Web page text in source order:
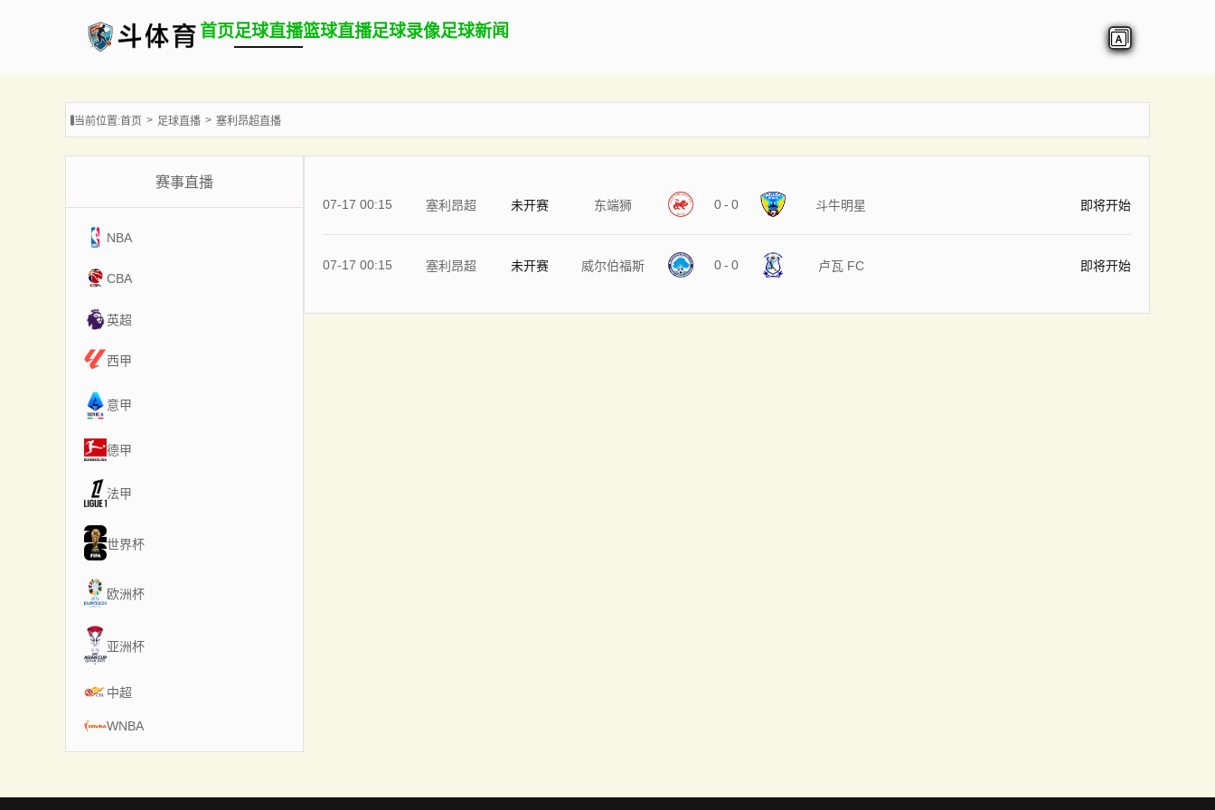
首页足球直播篮球直播足球录像足球新闻
当前位置:首页 足球直播 塞利昂超直播
赛事直播
NBA
CBA
英超
西甲
意甲
德甲
法甲
世界杯
欧洲杯
亚洲杯
中超
WNBA
07-17 00:15 塞利昂超 未开赛 东端狮 0 - 0 斗牛明星 即将开始
07-17 00:15 塞利昂超 未开赛 威尔伯福斯 0 - 0 卢瓦 FC 即将开始